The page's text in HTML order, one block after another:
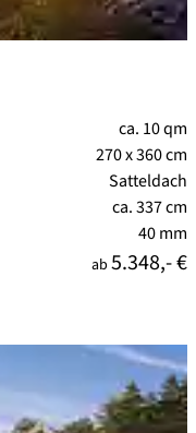
ca. 10 qm
270 x 360 cm
Satteldach
ca. 337 cm
40 mm
ab 5.348,- €